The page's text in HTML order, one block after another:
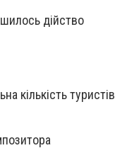
дійство
кількість туристів